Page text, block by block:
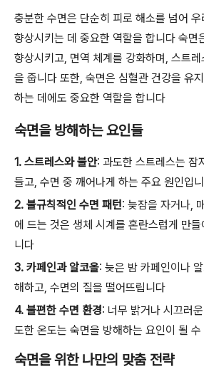
충분한 수면은 단순히 피로 해소를 넘어
향상시키는 데 중요한 역할을 합니다 숙면
향상시키고, 면역 체계를 강화하며, 스트
을 줍니다 또한, 숙면은 심혈관 건강을 유
하는 데에도 중요한 역할을 합니다
숙면을 방해하는 요인들
1. 스트레스와 불안: 과도한 스트레스는 잠
들고, 수면 중 깨어나게 하는 주요 원인입
2. 불규칙적인 수면 패턴: 늦잠을 자거나,
에 드는 것은 생체 시계를 혼란스럽게 만
니다
3. 카페인과 알코올: 늦은 밤 카페인이나
해하고, 수면의 질을 떨어뜨립니다
4. 불편한 수면 환경: 너무 밝거나 시끄러
도한 온도는 숙면을 방해하는 요인이 될
숙면을 위한 나만의 맞춤 전략